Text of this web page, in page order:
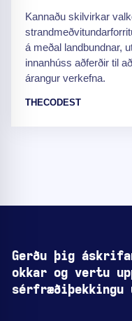
Kannaðu skilvirkar
á meðal landbundnar,
innanhúss aðferðir til
árangur verkefna.
THECODEST
Gerðu þig
okkar og vertu
sérfræðiþekkingu